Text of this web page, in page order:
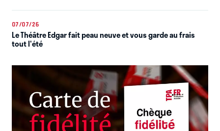
07/07/26
Le Théâtre Edgar fait peau neuve et vous garde au frais
tout l'été